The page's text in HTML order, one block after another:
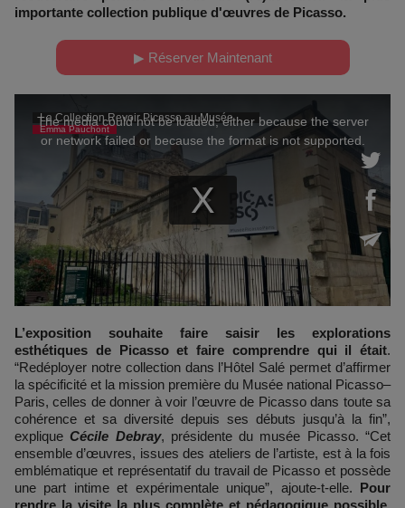
importante collection publique d'œuvres de Picasso.
▶ Réserver Maintenant
L’exposition souhaite faire saisir les explorations
esthétiques de Picasso et faire comprendre qui il était.
“Redéployer notre collection dans l’Hôtel Salé permet d’affirmer
la spécificité et la mission première du Musée national Picasso–
Paris, celles de donner à voir l’œuvre de Picasso dans toute sa
cohérence et sa diversité depuis ses débuts jusqu’à la fin”,
expliqueCécile Debray, présidente du musée Picasso. “Cet
ensemble d’œuvres, issues des ateliers de l’artiste, est à la fois
emblématique et représentatif du travail de Picasso et possède
une part intime et expérimentale unique”, ajoute-t-elle. Pour